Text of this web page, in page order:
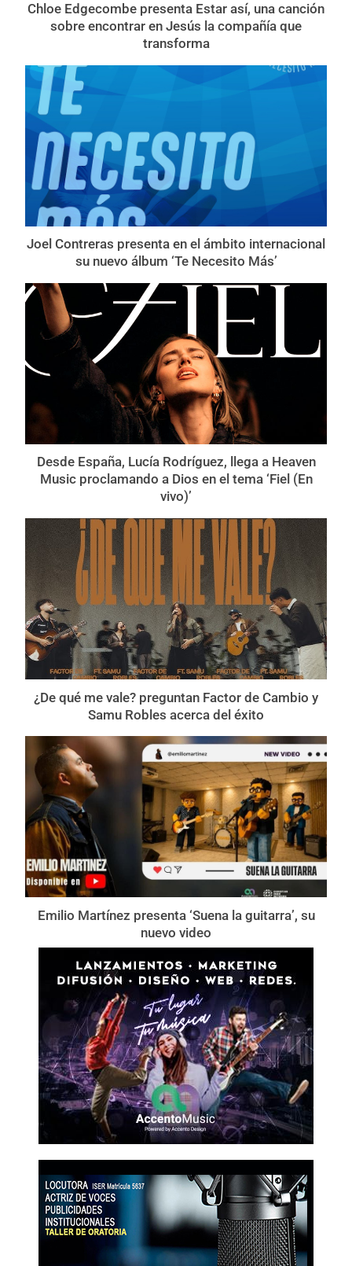
Chloe Edgecombe presenta Estar así, una canción
sobre encontrar en Jesús la compañía que
transforma
Joel Contreras presenta en el ámbito internacional
su nuevo álbum ‘Te Necesito Más’
Desde España, Lucía Rodríguez, llega a Heaven
Music proclamando a Dios en el tema ‘Fiel (En
vivo)’
¿De qué me vale? preguntan Factor de Cambio y
Samu Robles acerca del éxito
Emilio Martínez presenta ‘Suena la guitarra’, su
nuevo video